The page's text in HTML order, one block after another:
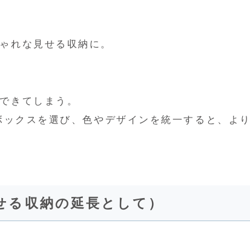
れな見せる収納に。
きてしまう。
クスを選び、色やデザインを統一すると、よ
収納の延長として）